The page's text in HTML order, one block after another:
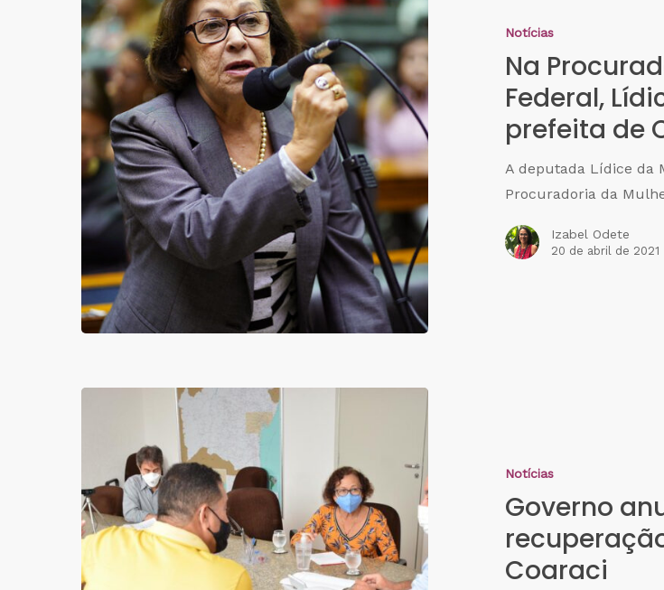
Notícias
Na
Federal,
prefeita de
A deputada Lídice da
Procuradoria da
Izabel Odete
20 de abril de 2021
Notícias
Governo
Coaraci